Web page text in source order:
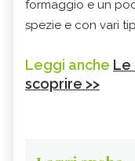
formaggio e un
spezie e con vari
Leggi anche Le
scoprire >>